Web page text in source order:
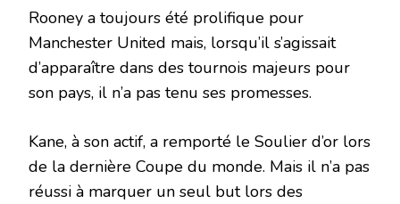
Rooney a toujours été prolifique pour
Manchester United mais, lorsqu’il s’agissait
d’apparaître dans des tournois majeurs pour
son pays, il n’a pas tenu ses promesses.
Kane, à son actif, a remporté le Soulier d’or lors
de la dernière Coupe du monde. Mais il n’a pas
réussi à marquer un seul but lors des